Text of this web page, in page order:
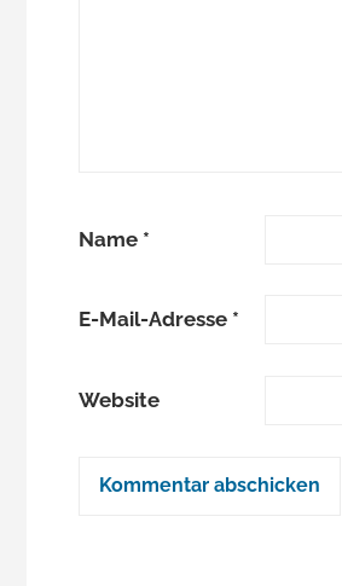
Name *
E-Mail-Adresse *
Website